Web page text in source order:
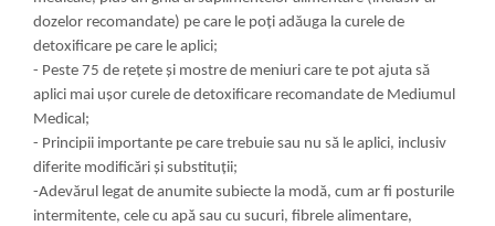
dozelor recomandate) pe care le poţi adăuga la curele de
detoxificare pe care le aplici;
- Peste 75 de reţete şi mostre de meniuri care te pot ajuta să
aplici mai uşor curele de detoxificare recomandate de Mediumul
Medical;
- Principii importante pe care trebuie sau nu să le aplici, inclusiv
diferite modificări şi substituţii;
-Adevărul legat de anumite subiecte la modă, cum ar fi posturile
intermitente, cele cu apă sau cu sucuri, fibrele alimentare,